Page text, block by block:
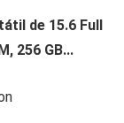
de 15.6 Full
256 GB...